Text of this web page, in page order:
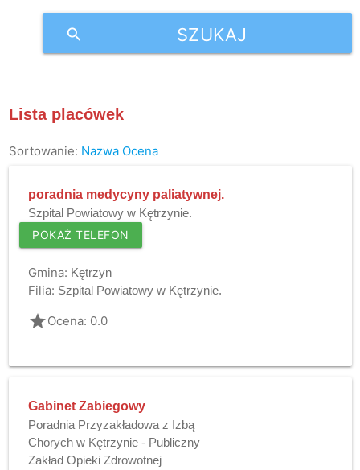
SZUKAJ
search
Lista placówek
Sortowanie: Nazwa Ocena
poradnia medycyny paliatywnej.
Szpital Powiatowy w Kętrzynie.
POKAŻ TELEFON
Gmina: Kętrzyn
Filia: Szpital Powiatowy w Kętrzynie.
gradeOcena: 0.0
Gabinet Zabiegowy
Poradnia Przyzakładowa z Izbą
Chorych w Kętrzynie - Publiczny
Zakład Opieki Zdrowotnej